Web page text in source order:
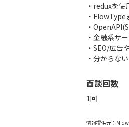
・reduxを
・
・
・金融系サ
・SEO/広告
・分からな
面談回数
1回
情報提供元：